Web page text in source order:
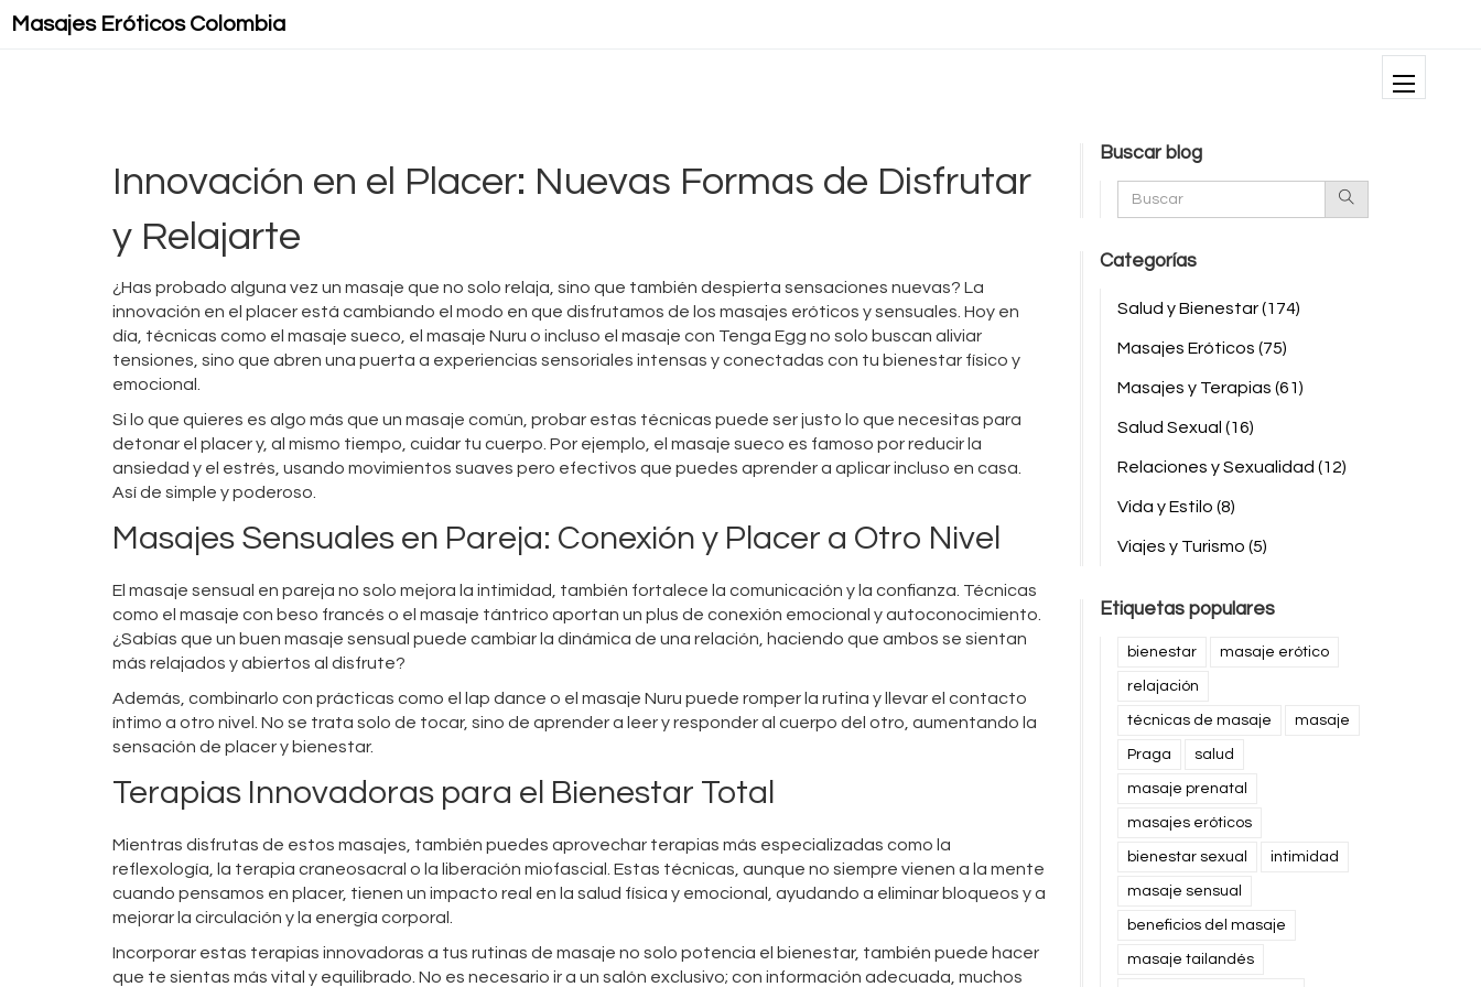
Masajes Eróticos Colombia
Innovación en el Placer: Nuevas Formas de Disfrutar
y Relajarte
¿Has probado alguna vez un masaje que no solo relaja, sino que también despierta sensaciones nuevas? La
innovación en el placer está cambiando el modo en que disfrutamos de los masajes eróticos y sensuales. Hoy en
día, técnicas como el masaje sueco, el masaje Nuru o incluso el masaje con Tenga Egg no solo buscan aliviar
tensiones, sino que abren una puerta a experiencias sensoriales intensas y conectadas con tu bienestar físico y
emocional.
Si lo que quieres es algo más que un masaje común, probar estas técnicas puede ser justo lo que necesitas para
detonar el placer y, al mismo tiempo, cuidar tu cuerpo. Por ejemplo, el masaje sueco es famoso por reducir la
ansiedad y el estrés, usando movimientos suaves pero efectivos que puedes aprender a aplicar incluso en casa.
Así de simple y poderoso.
Masajes Sensuales en Pareja: Conexión y Placer a Otro Nivel
El masaje sensual en pareja no solo mejora la intimidad, también fortalece la comunicación y la confianza. Técnicas
como el masaje con beso francés o el masaje tántrico aportan un plus de conexión emocional y autoconocimiento.
¿Sabías que un buen masaje sensual puede cambiar la dinámica de una relación, haciendo que ambos se sientan
más relajados y abiertos al disfrute?
Además, combinarlo con prácticas como el lap dance o el masaje Nuru puede romper la rutina y llevar el contacto
íntimo a otro nivel. No se trata solo de tocar, sino de aprender a leer y responder al cuerpo del otro, aumentando la
sensación de placer y bienestar.
Terapias Innovadoras para el Bienestar Total
Mientras disfrutas de estos masajes, también puedes aprovechar terapias más especializadas como la
reflexología, la terapia craneosacral o la liberación miofascial. Estas técnicas, aunque no siempre vienen a la mente
cuando pensamos en placer, tienen un impacto real en la salud física y emocional, ayudando a eliminar bloqueos y a
mejorar la circulación y la energía corporal.
Incorporar estas terapias innovadoras a tus rutinas de masaje no solo potencia el bienestar, también puede hacer
que te sientas más vital y equilibrado. No es necesario ir a un salón exclusivo; con información adecuada, muchos
Buscar blog
Categorías
Salud y Bienestar(174)
Masajes Eróticos (75)
Masajes y Terapias (61)
Salud Sexual (16)
Relaciones y Sexualidad (12)
Vida y Estilo (8)
Viajes y Turismo (5)
Etiquetas populares
bienestar masaje erótico
relajación
técnicas de masaje masaje
Praga salud
masaje prenatal
masajes eróticos
bienestar sexual intimidad
masaje sensual
beneficios del masaje
masaje tailandés